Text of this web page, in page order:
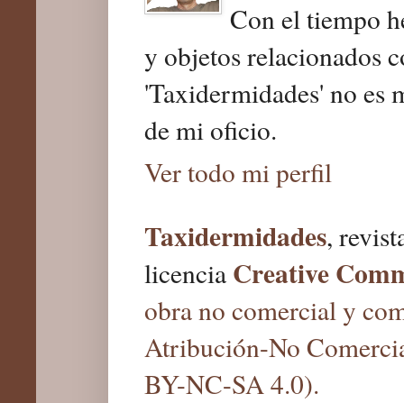
Con el tiempo
y objetos relacionados
'Taxidermidades' no es
de mi oficio.
Ver todo mi perfil
Taxidermidades,
licencia Creative
obra no comercial y
Atribución-No
BY-NC-SA 4.0).